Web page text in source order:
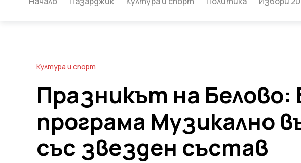
Култура и спорт
Празникът на Белово:
програма Музикално
със звезден състав